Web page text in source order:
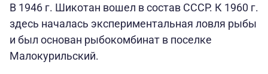
В 1946 г. Шикотан вошел в состав СССР. К 1960 г.
здесь началась экспериментальная ловля рыбы
и был основан рыбокомбинат в поселке
Малокурильский.